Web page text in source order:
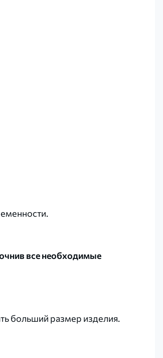
все необходимые
больший размер изделия.